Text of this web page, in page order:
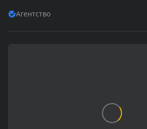
Агентство